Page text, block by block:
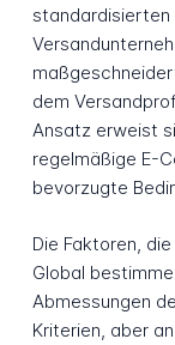
standardisierten
dem
Ansatz erweist
regelmäßige E-
bevorzugte
Die Faktoren,
Global
Abmessungen
Kriterien, aber